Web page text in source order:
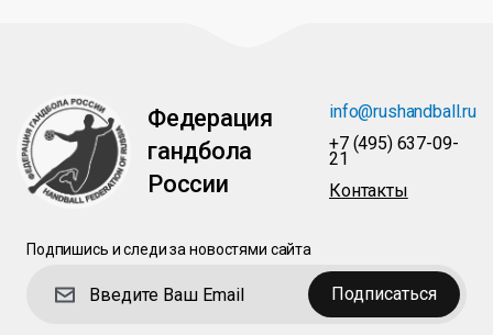
Федерация
гандбола
России
info@rushandball.ru
+7 (495) 637-09-
21
Контакты
Подпишись и следи за новостями сайта
Подписаться